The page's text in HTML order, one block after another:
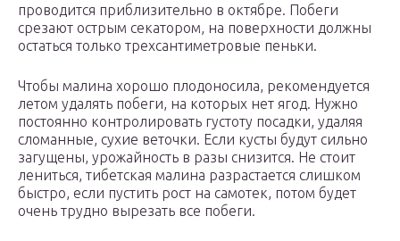
проводится приблизительно в октябре. Побеги
срезают острым секатором, на поверхности должны
остаться только трехсантиметровые пеньки.
Чтобы малина хорошо плодоносила, рекомендуется
летом удалять побеги, на которых нет ягод. Нужно
постоянно контролировать густоту посадки, удаляя
сломанные, сухие веточки. Если кусты будут сильно
загущены, урожайность в разы снизится. Не стоит
лениться, тибетская малина разрастается слишком
быстро, если пустить рост на самотек, потом будет
очень трудно вырезать все побеги.